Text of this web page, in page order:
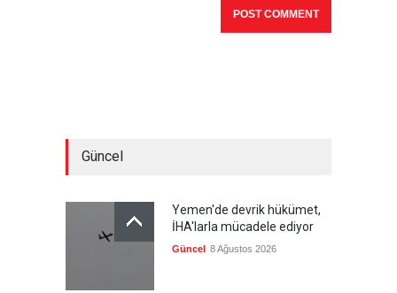
Güncel
Yemen'de devrik hükümet,
İHA'larla mücadele ediyor
Güncel 8 Ağustos 2026